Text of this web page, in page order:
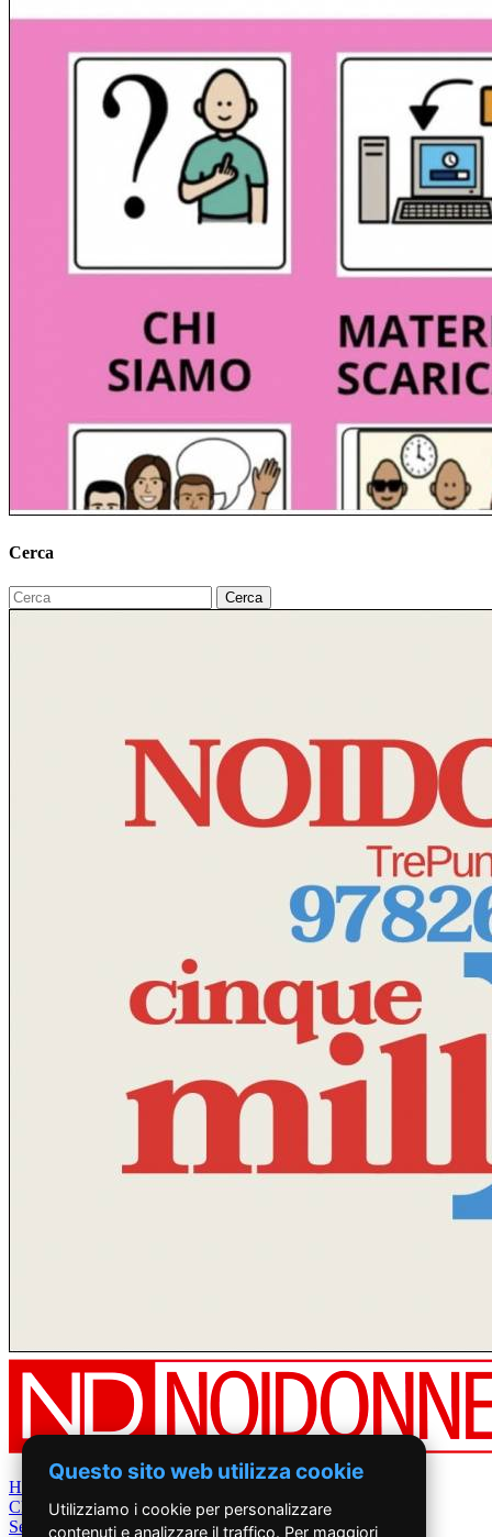
Cerca
Home
Chi Siamo
Settimanale
Questo sito web utilizza cookie
Utilizziamo i cookie per personalizzare
contenuti e analizzare il traffico. Per maggiori